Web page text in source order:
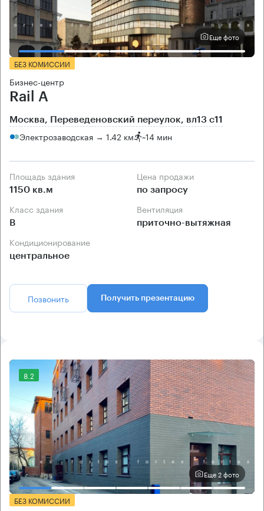
Еще фото
БЕЗ КОМИССИИ
Бизнес-центр
Rail A
Москва, Переведеновский переулок, вл13 с11
Электрозаводская → 1.42 км ~14 мин
Площадь здания
1150 кв.м
Цена продажи
по запросу
Класс здания
B
Вентиляция
приточно-вытяжная
Кондиционирование
центральное
Позвонить Получить презентацию
8.2
Еще 2 фото
БЕЗ КОМИССИИ